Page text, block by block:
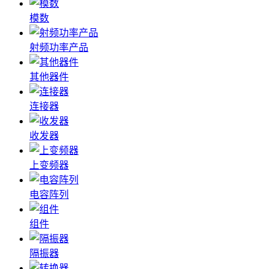
模数
射频功率产品
其他器件
连接器
收发器
上变频器
电容阵列
组件
隔振器